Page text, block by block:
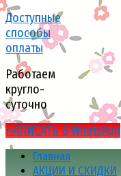
Доступные
способы
оплаты
Работаем
кругло-
суточно
НАПИСАТЬ В WhatsApp
Главная
АКЦИИ И СКИДКИ